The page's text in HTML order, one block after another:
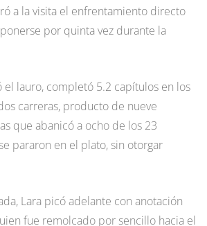
a la visita el enfrentamiento directo
por quinta vez durante la
el lauro, completó 5.2 capítulos en los
carreras, producto de nueve
que abanicó a ocho de los 23
pararon en el plato, sin otorgar
Lara picó adelante con anotación
fue remolcado por sencillo hacia el